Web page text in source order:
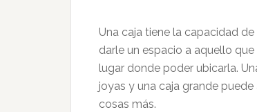
Una caja tiene la capacidad
darle un espacio a aquello
lugar donde poder ubicarla.
joyas y una caja grande
cosas más.